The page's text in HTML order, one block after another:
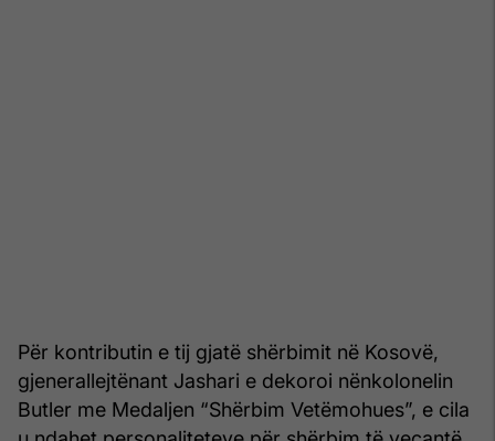
Për kontributin e tij gjatë shërbimit në Kosovë,
gjenerallejtënant Jashari e dekoroi nënkolonelin
Butler me Medaljen “Shërbim Vetëmohues”, e cila